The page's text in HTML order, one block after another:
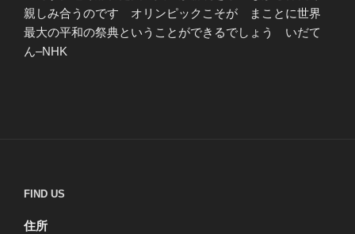
親しみ合うのです オリンピックこそが まことに世界
最大の平和の祭典ということができるでしょう いだて
ん–NHK
FIND US
住所